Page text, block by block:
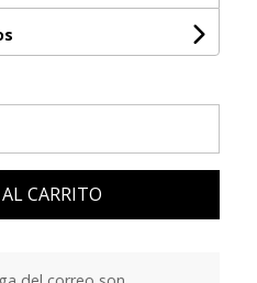
CARRITO